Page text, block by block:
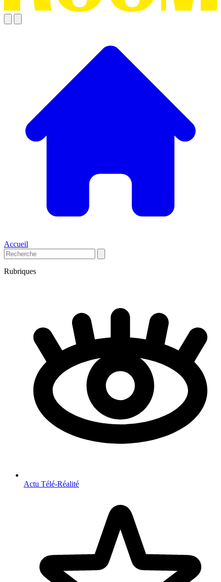
Accueil
Rubriques
Actu Télé-Réalité